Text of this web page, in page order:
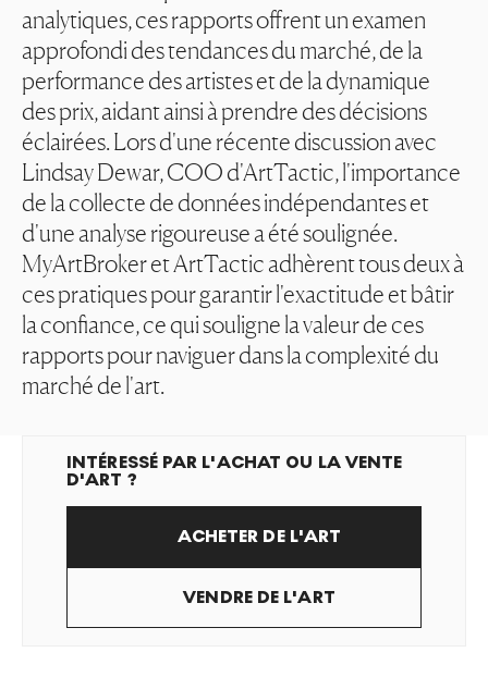
analytiques, ces rapports offrent un examen
approfondi des tendances du marché, de la
performance des artistes et de la dynamique
des prix, aidant ainsi à prendre des décisions
éclairées. Lors d'une récente discussion avec
Lindsay Dewar, COO d'ArtTactic, l'importance
de la collecte de données indépendantes et
d'une analyse rigoureuse a été soulignée.
MyArtBroker et ArtTactic adhèrent tous deux à
ces pratiques pour garantir l'exactitude et bâtir
la confiance, ce qui souligne la valeur de ces
rapports pour naviguer dans la complexité du
marché de l'art.
INTÉRESSÉ PAR L'ACHAT OU LA VENTE
D'ART ?
ACHETER DE L'ART
VENDRE DE L'ART